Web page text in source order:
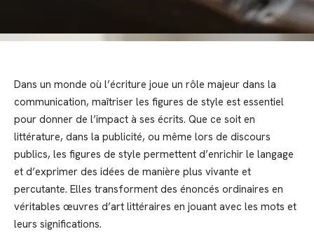
Dans un monde où l’écriture joue un rôle majeur dans la
communication, maîtriser les figures de style est essentiel
pour donner de l’impact à ses écrits. Que ce soit en
littérature, dans la publicité, ou même lors de discours
publics, les figures de style permettent d’enrichir le langage
et d’exprimer des idées de manière plus vivante et
percutante. Elles transforment des énoncés ordinaires en
véritables œuvres d’art littéraires en jouant avec les mots et
leurs significations.